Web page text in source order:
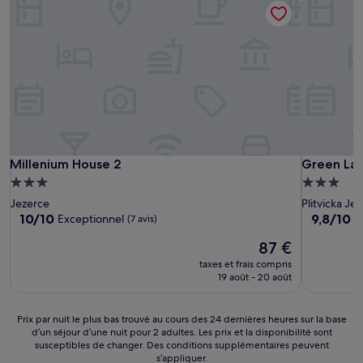
Millenium House 2
Millenium House 2
Hébergement
3.0 étoiles
Jezerce
10.0
10/10 Exceptionnel (7 avis)
Le
nouveau
prix
87 €
87 €
taxes et frais compris
19 août - 20 août
Green
Green
3.0 étoiles
Plitvicka
9.8
9,8/10
Prix
Prix par nuit le plus bas trouvé au cours des 24 dernières heures sur la base
d’un séjour d’une nuit pour 2 adultes. Les prix et la disponibilité sont
susceptibles de changer. Des conditions supplémentaires peuvent
s’appliquer.